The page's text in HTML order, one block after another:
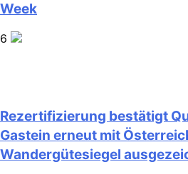
Week
6
Rezertifizierung bestätigt
Gastein erneut mit
Wandergütesiegel